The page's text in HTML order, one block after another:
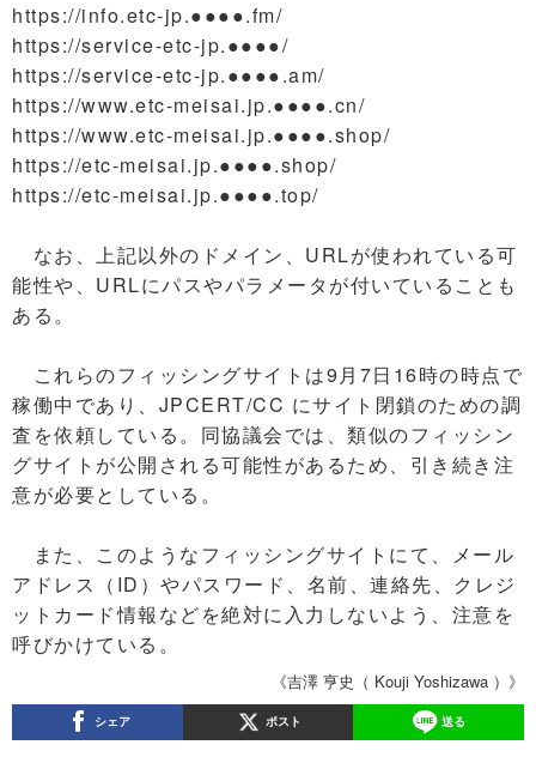
https://info.etc-jp.●●●●.fm/
https://service-etc-jp.●●●●/
https://service-etc-jp.●●●●.am/
https://www.etc-meisai.jp.●●●●.cn/
https://www.etc-meisai.jp.●●●●.shop/
https://etc-meisai.jp.●●●●.shop/
https://etc-meisai.jp.●●●●.top/
なお、上記以外のドメイン、URLが使われている可
能性や、URLにパスやパラメータが付いていることも
ある。
これらのフィッシングサイトは9月7日16時の時点で
稼働中であり、JPCERT/CC にサイト閉鎖のための調
査を依頼している。同協議会では、類似のフィッシン
グサイトが公開される可能性があるため、引き続き注
意が必要としている。
また、このようなフィッシングサイトにて、メール
アドレス（ID）やパスワード、名前、連絡先、クレジ
ットカード情報などを絶対に入力しないよう、注意を
呼びかけている。
《吉澤 亨史（ Kouji Yoshizawa ）》
シェア ポスト 送る